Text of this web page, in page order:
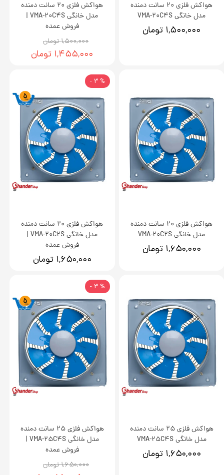
هواکش فلزی 20 سانت دمنده
مدل خانگی VMA-20C4S
۱,۵۰۰,۰۰۰ تومان
هواکش فلزی 20 سانت دمنده
مدل خانگی VMA-20C4S |
فروش عمده
۱,۵۰۰,۰۰۰ تومان
۱,۴۵۵,۰۰۰ تومان
هواکش فلزی 20 سانت دمنده
مدل خانگی VMA-20C2S
۱,۶۵۰,۰۰۰ تومان
هواکش فلزی 20 سانت دمنده
مدل خانگی VMA-20C2S |
فروش عمده
۱,۶۵۰,۰۰۰ تومان
% 3 -
هواکش فلزی 25 سانت دمنده
مدل خانگی VMA-25C4S
۱,۶۵۰,۰۰۰ تومان
هواکش فلزی 25 سانت دمنده
مدل خانگی VMA-25C4S |
فروش عمده
۱,۶۵۰,۰۰۰ تومان
% 3 -